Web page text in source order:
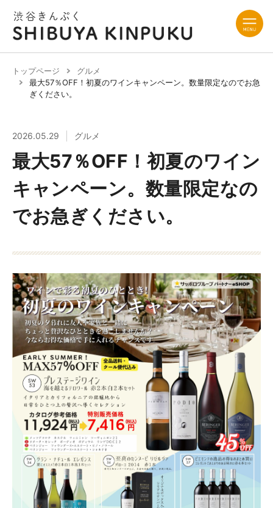
トップページ
グルメ
最大57％OFF！初夏のワインキャンペーン。数量限定なのでお急
ぎください。
2026.05.29 グルメ
最大57％OFF！初夏のワイン
キャンペーン。数量限定なの
でお急ぎください。